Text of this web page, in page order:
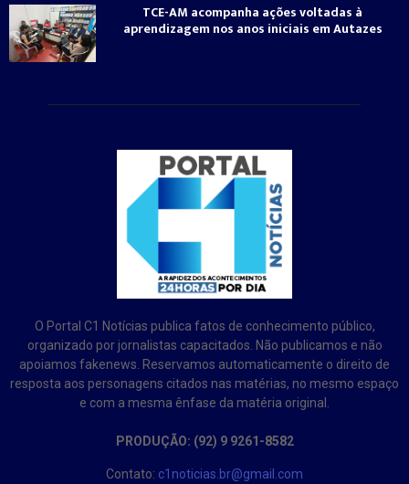
TCE-AM acompanha ações voltadas à
aprendizagem nos anos iniciais em Autazes
O Portal C1 Notícias publica fatos de conhecimento público,
organizado por jornalistas capacitados. Não publicamos e não
apoiamos fakenews. Reservamos automaticamente o direito de
resposta aos personagens citados nas matérias, no mesmo espaço
e com a mesma ênfase da matéria original.
PRODUÇÃO: (92) 9 9261-8582
Contato: c1noticias.br@gmail.com